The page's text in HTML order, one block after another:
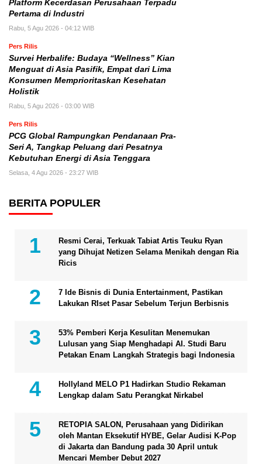
Platform Kecerdasan Perusahaan Terpadu
Pertama di Industri
Rabu, 5 Agu 2026 - 04:12 WIB
Pers Rilis
Survei Herbalife: Budaya “Wellness” Kian
Menguat di Asia Pasifik, Empat dari Lima
Konsumen Memprioritaskan Kesehatan
Holistik
Rabu, 5 Agu 2026 - 03:00 WIB
Pers Rilis
PCG Global Rampungkan Pendanaan Pra-
Seri A, Tangkap Peluang dari Pesatnya
Kebutuhan Energi di Asia Tenggara
Selasa, 4 Agu 2026 - 23:27 WIB
BERITA POPULER
Resmi Cerai, Terkuak Tabiat Artis Teuku Ryan
yang Dihujat Netizen Selama Menikah dengan Ria
Ricis
7 Ide Bisnis di Dunia Entertainment, Pastikan
Lakukan RIset Pasar Sebelum Terjun Berbisnis
53% Pemberi Kerja Kesulitan Menemukan
Lulusan yang Siap Menghadapi AI. Studi Baru
Petakan Enam Langkah Strategis bagi Indonesia
Hollyland MELO P1 Hadirkan Studio Rekaman
Lengkap dalam Satu Perangkat Nirkabel
RETOPIA SALON, Perusahaan yang Didirikan
oleh Mantan Eksekutif HYBE, Gelar Audisi K-Pop
di Jakarta dan Bandung pada 30 April untuk
Mencari Member Debut 2027